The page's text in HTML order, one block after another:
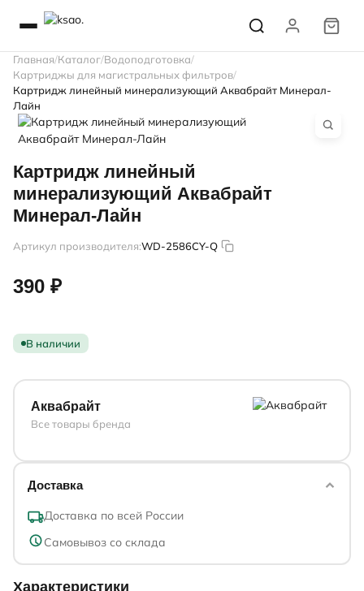
Главная Каталог Водоподготовка
Картриджы для магистральных фильтров
Картридж линейный минерализующий Аквабрайт Минерал-
Лайн
Картридж линейный
минерализующий Аквабрайт
Минерал-Лайн
Артикул производителя:WD-2586CY-Q
390 ₽
В наличии
Аквабрайт
Все товары бренда
Доставка
Доставка по всей России
Самовывоз со склада
Характеристики